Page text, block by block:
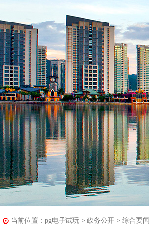
当前位置： pg电子试玩 > 政务公开 > 综合要闻